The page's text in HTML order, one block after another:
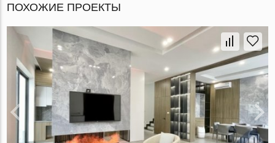
ПОХОЖИЕ ПРОЕКТЫ